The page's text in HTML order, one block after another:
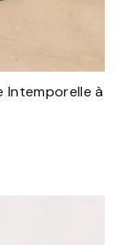
Intemporelle à